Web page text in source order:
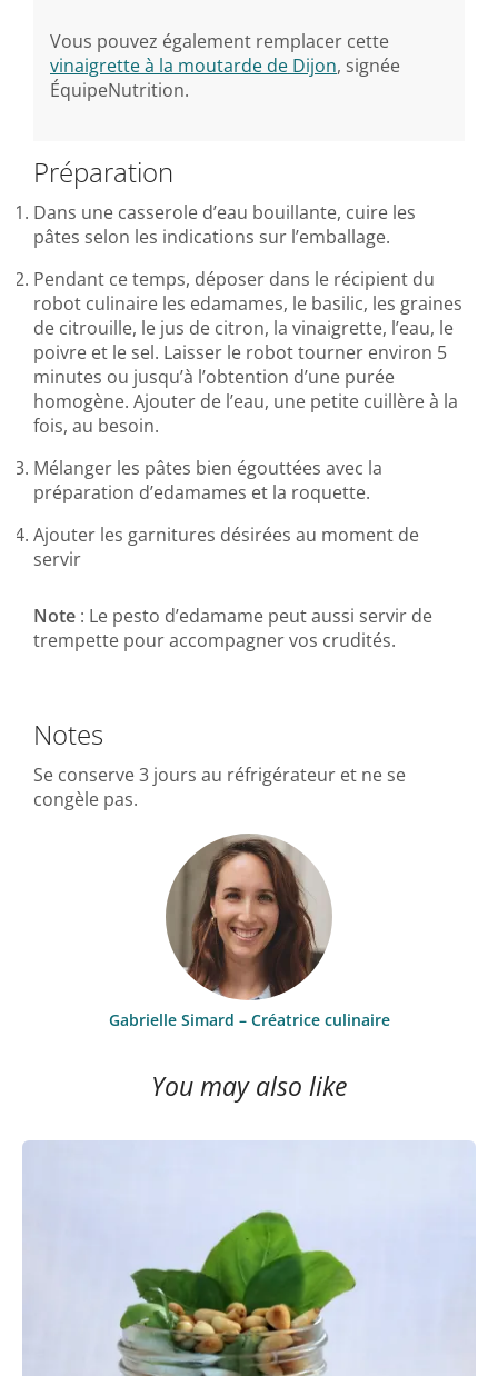
Vous pouvez également remplacer cette
vinaigrette à la moutarde de Dijon, signée
ÉquipeNutrition.
Préparation
Dans une casserole d’eau bouillante, cuire les
pâtes selon les indications sur l’emballage.
Pendant ce temps, déposer dans le récipient du
robot culinaire les edamames, le basilic, les graines
de citrouille, le jus de citron, la vinaigrette, l’eau, le
poivre et le sel. Laisser le robot tourner environ 5
minutes ou jusqu’à l’obtention d’une purée
homogène. Ajouter de l’eau, une petite cuillère à la
fois, au besoin.
Mélanger les pâtes bien égouttées avec la
préparation d’edamames et la roquette.
Ajouter les garnitures désirées au moment de
servir
Note : Le pesto d’edamame peut aussi servir de
trempette pour accompagner vos crudités.
Notes
Se conserve 3 jours au réfrigérateur et ne se
congèle pas.
Gabrielle Simard – Créatrice culinaire
You may also like